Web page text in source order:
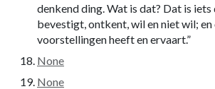
denkend ding. Wat is dat? Dat is
bevestigt, ontkent, wil en niet wil;
voorstellingen heeft en ervaart.”
None
None